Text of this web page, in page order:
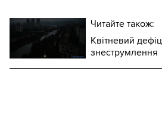
Читайте також:
Квітневий
знеструмлення